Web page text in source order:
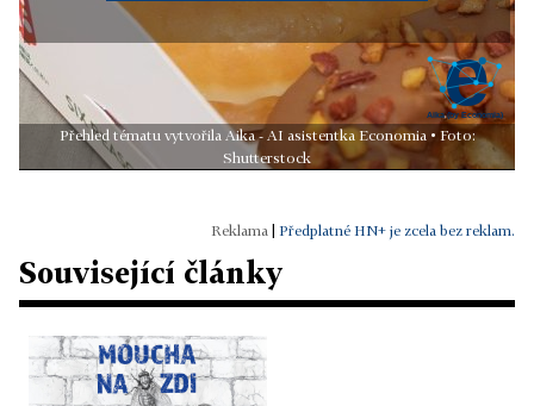
Přehled tématu vytvořila Aika - AI asistentka Economia • Foto:
Shutterstock
Předplatné HN+ je zcela bez reklam.
Související články